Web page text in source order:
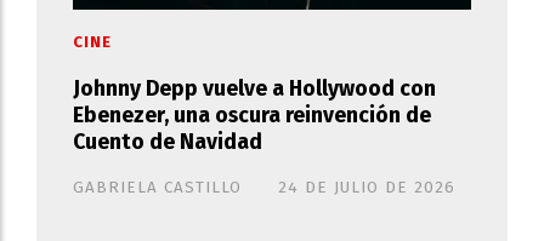
Johnny Depp vuelve a Hollywood con
Ebenezer, una oscura reinvención de
Cuento de Navidad
GABRIELA CASTILLO
CINE
24 DE JULIO DE 2026